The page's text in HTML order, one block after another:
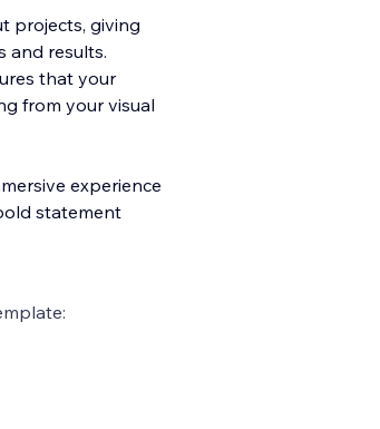
projects, giving
and results.
that your
from your visual
experience
statement